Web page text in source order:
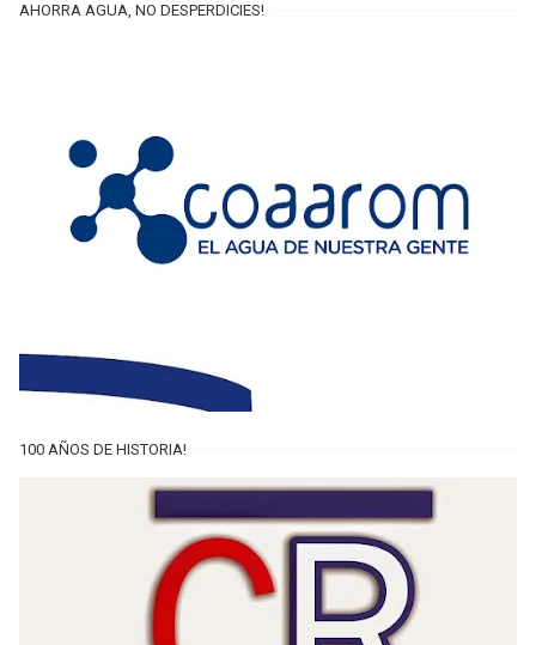
AHORRA AGUA, NO DESPERDICIES!
100 AÑOS DE HISTORIA!